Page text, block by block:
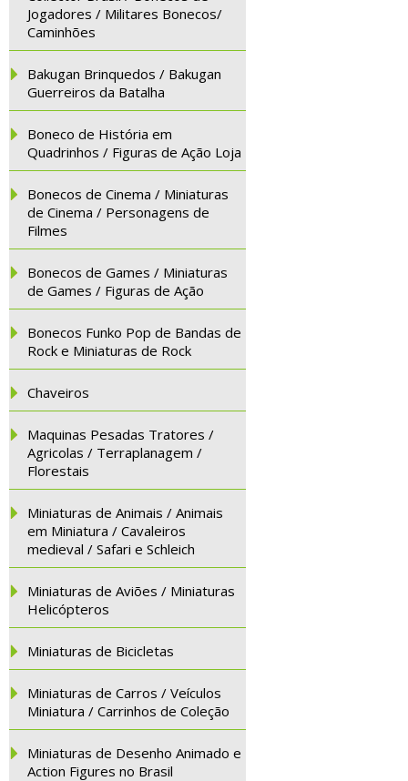
Jogadores / Militares Bonecos/
Caminhões
Bakugan Brinquedos / Bakugan
Guerreiros da Batalha
Boneco de História em
Quadrinhos / Figuras de Ação Loja
Bonecos de Cinema / Miniaturas
de Cinema / Personagens de
Filmes
Bonecos de Games / Miniaturas
de Games / Figuras de Ação
Bonecos Funko Pop de Bandas de
Rock e Miniaturas de Rock
Chaveiros
Maquinas Pesadas Tratores /
Agricolas / Terraplanagem /
Florestais
Miniaturas de Animais / Animais
em Miniatura / Cavaleiros
medieval / Safari e Schleich
Miniaturas de Aviões / Miniaturas
Helicópteros
Miniaturas de Bicicletas
Miniaturas de Carros / Veículos
Miniatura / Carrinhos de Coleção
Miniaturas de Desenho Animado e
Action Figures no Brasil